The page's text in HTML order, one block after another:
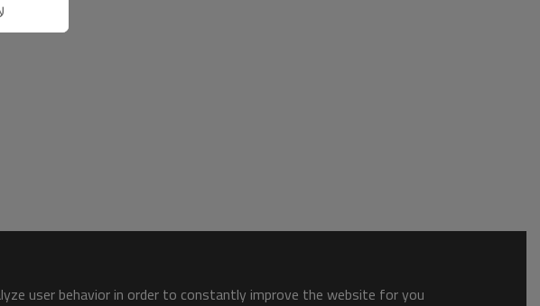
user behavior in order to constantly improve the website for you.